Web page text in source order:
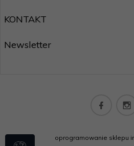
KONTAKT
Newsletter
oprogramowanie sklepu